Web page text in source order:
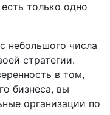
только одно
небольшого числа
стратегии.
в том,
бизнеса, вы
организации по